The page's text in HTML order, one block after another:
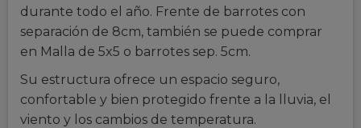
durante todo el año. Frente de barrotes con
separación de 8cm, también se puede comprar
en Malla de 5x5 o barrotes sep. 5cm.
Su estructura ofrece un espacio seguro,
confortable y bien protegido frente a la lluvia, el
viento y los cambios de temperatura.